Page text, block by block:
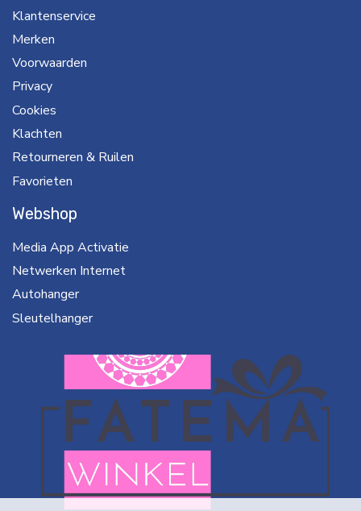
Klantenservice
Merken
Voorwaarden
Privacy
Cookies
Klachten
Retourneren & Ruilen
Favorieten
Webshop
Media App Activatie
Netwerken Internet
Autohanger
Sleutelhanger